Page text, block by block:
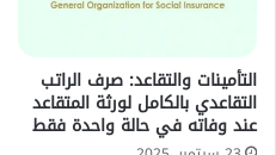
التأمينات والتقاعد: صرف الراتب
التقاعدي بالكامل لورثة المتقاعد
عند وفاته في حالة واحدة فقط